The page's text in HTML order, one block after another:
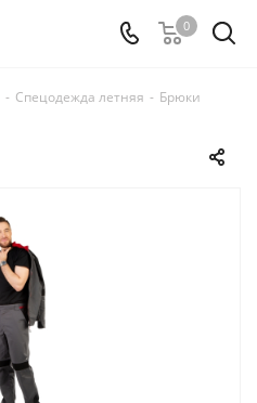
0
- Спецодежда летняя - Брюки